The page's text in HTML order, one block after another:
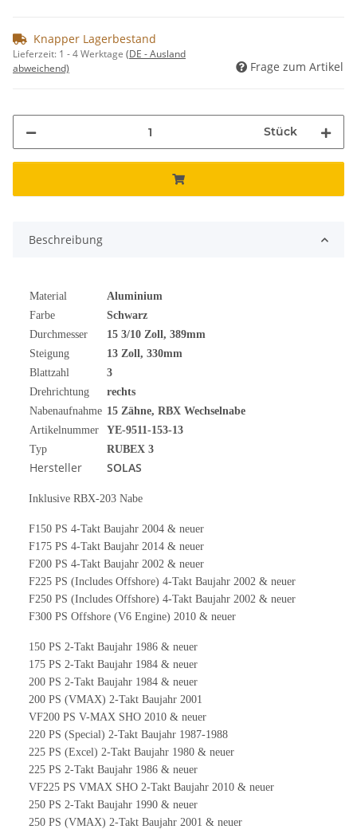
Knapper Lagerbestand
Lieferzeit: 1 - 4 Werktage (DE - Ausland
abweichend)
Frage zum Artikel
Stück
Beschreibung
Material
Aluminium
Farbe
Schwarz
Durchmesser
15 3/10 Zoll, 389mm
Steigung
13 Zoll, 330mm
Blattzahl
3
Drehrichtung
rechts
Nabenaufnahme 15 Zähne, RBX Wechselnabe
Artikelnummer
YE-9511-153-13
Typ
RUBEX 3
Hersteller SOLAS
Inklusive RBX-203 Nabe
F150 PS 4-Takt Baujahr 2004 & neuer
F175 PS 4-Takt Baujahr 2014 & neuer
F200 PS 4-Takt Baujahr 2002 & neuer
F225 PS (Includes Offshore) 4-Takt Baujahr 2002 & neuer
F250 PS (Includes Offshore) 4-Takt Baujahr 2002 & neuer
F300 PS Offshore (V6 Engine) 2010 & neuer
150 PS 2-Takt Baujahr 1986 & neuer
175 PS 2-Takt Baujahr 1984 & neuer
200 PS 2-Takt Baujahr 1984 & neuer
200 PS (VMAX) 2-Takt Baujahr 2001
VF200 PS V-MAX SHO 2010 & neuer
220 PS (Special) 2-Takt Baujahr 1987-1988
225 PS (Excel) 2-Takt Baujahr 1980 & neuer
225 PS 2-Takt Baujahr 1986 & neuer
VF225 PS VMAX SHO 2-Takt Baujahr 2010 & neuer
250 PS 2-Takt Baujahr 1990 & neuer
250 PS (VMAX) 2-Takt Baujahr 2001 & neuer